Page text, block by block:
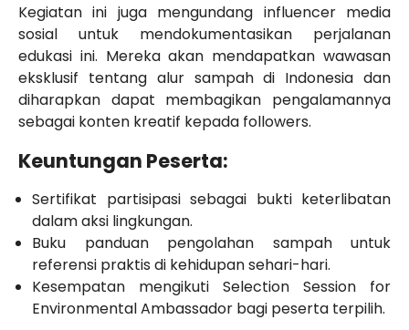
Kegiatan ini juga mengundang influencer media
sosial untuk mendokumentasikan perjalanan
edukasi ini. Mereka akan mendapatkan wawasan
eksklusif tentang alur sampah di Indonesia dan
diharapkan dapat membagikan pengalamannya
sebagai konten kreatif kepada followers.
Keuntungan Peserta:
Sertifikat partisipasi sebagai bukti keterlibatan
dalam aksi lingkungan.
Buku panduan pengolahan sampah untuk
referensi praktis di kehidupan sehari-hari.
Kesempatan mengikuti Selection Session for
Environmental Ambassador bagi peserta terpilih.